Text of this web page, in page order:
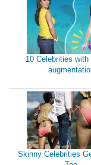
10 Celebrities
Skinny Celebrities